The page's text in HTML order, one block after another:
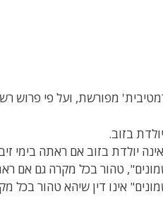
מפורשת, ועל פי פרוש
בזוב.
יולדת בזוב אם ראתה בימי
טהור בכל מקרה גם אם
אינו דין שיהא טהור בכל